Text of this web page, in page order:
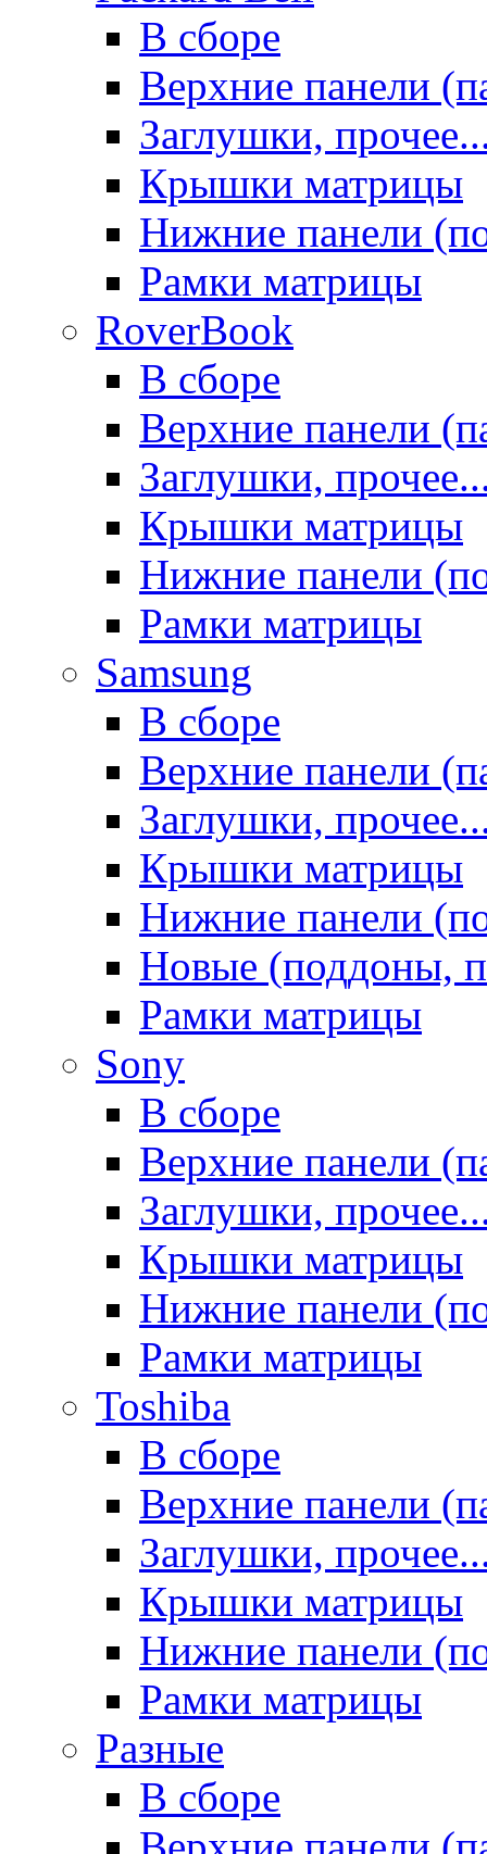
В сборе
Верхние панели
Заглушки,
Крышки матрицы
Нижние панели
Рамки матрицы
RoverBook
В сборе
Верхние панели
Заглушки,
Крышки матрицы
Нижние панели
Рамки матрицы
Samsung
В сборе
Верхние панели
Заглушки,
Крышки матрицы
Нижние панели
Новые (поддоны,
Рамки матрицы
Sony
В сборе
Верхние панели
Заглушки,
Крышки матрицы
Нижние панели
Рамки матрицы
Toshiba
В сборе
Верхние панели
Заглушки,
Крышки матрицы
Нижние панели
Рамки матрицы
Разные
В сборе